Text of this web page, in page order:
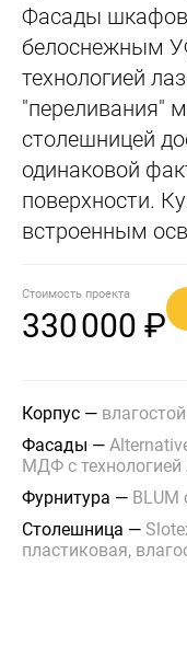
Фасады
белоснежным
технологией
"переливания"
столешницей
одинаковой
поверхности.
встроенным
Стоимость проекта
330000 ₽
Корпус —
Фасады —
МДФ с технологией
Фурнитура — BLUM
Столешница —
пластиковая,